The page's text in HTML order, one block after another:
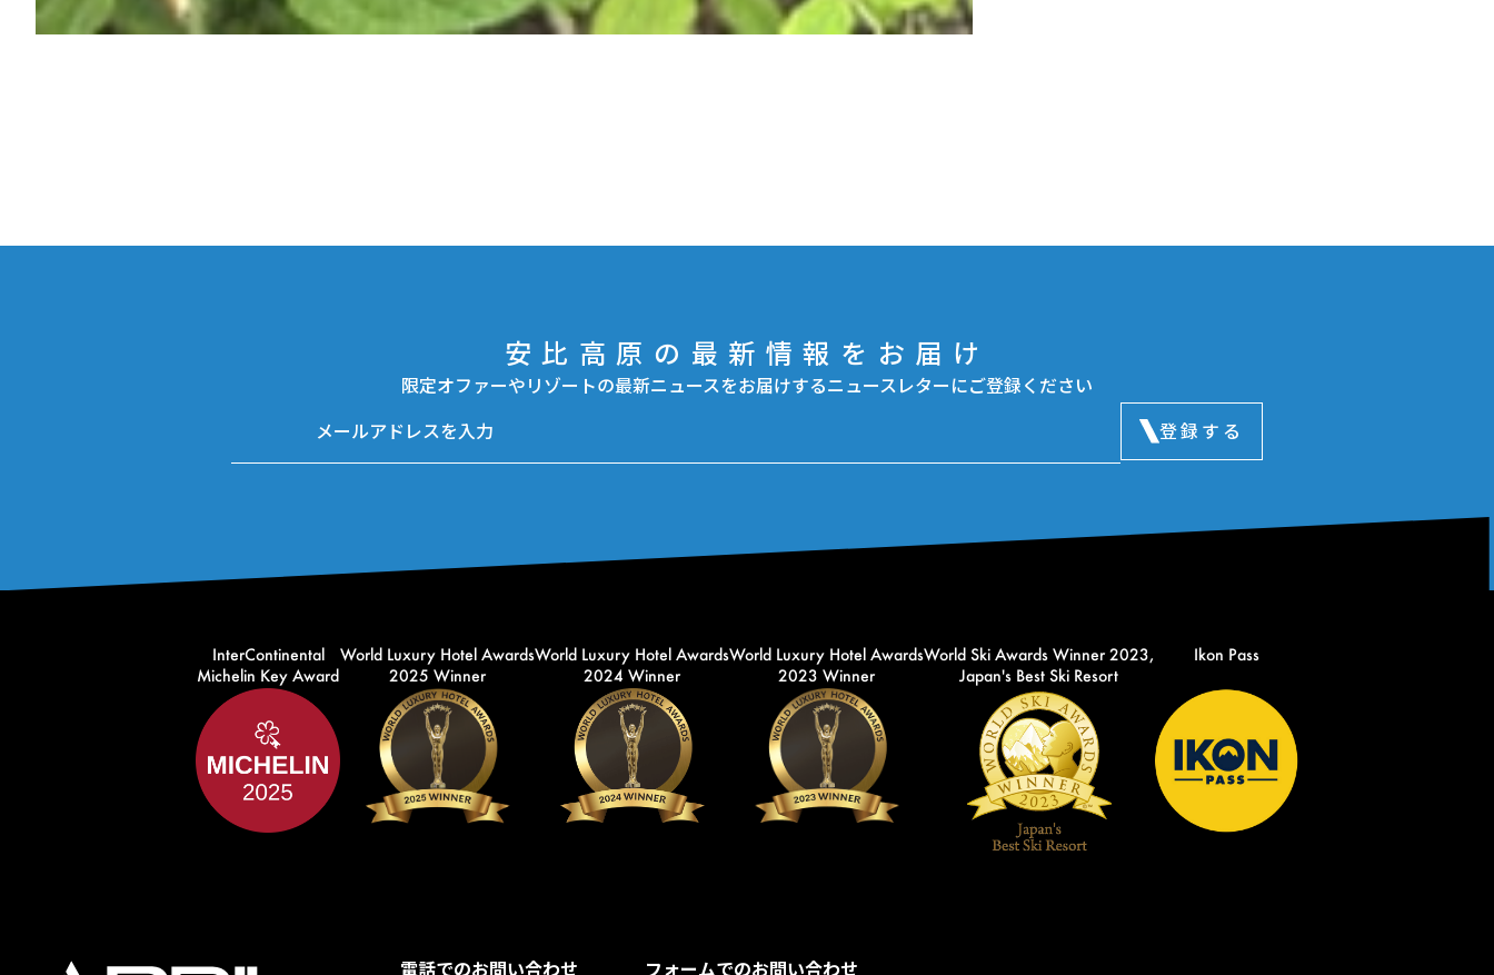
安比高原の最新情報をお届け
限定オファーやリゾートの最新ニュースをお届けするニュースレターにご登録ください
登録する
InterContinental
Michelin Key Award
World Luxury Hotel Awards
2025 Winner
World Luxury Hotel Awards
2024 Winner
World Luxury Hotel Awards
2023 Winner
World Ski Awards Winner 2023,
Japan's Best Ski Resort
Ikon Pass
電話でのお問い合わせ フォームでのお問い合わせ